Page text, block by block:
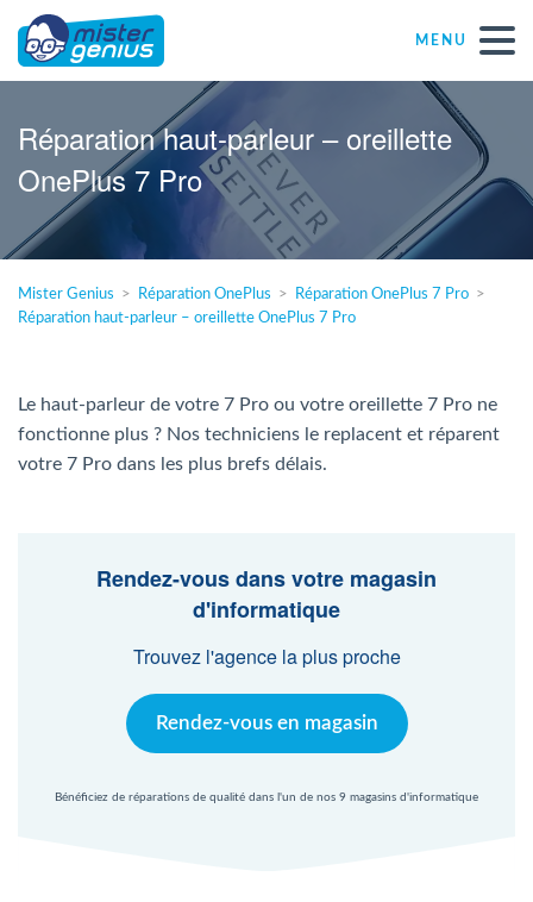
MENU
Réparations – Dépannages
Magasins informatiques toutes marques
Particulier
PME
ASBL
Agent Mac
Réparation haut-parleur – oreillette
OnePlus 7 Pro
Mister Genius Réparation OnePlus
Réparation OnePlus 7 Pro
Réparation haut-parleur – oreillette OnePlus 7 Pro
Le haut-parleur de votre 7 Pro ou votre oreillette 7 Pro ne
fonctionne plus ? Nos techniciens le replacent et réparent
votre 7 Pro dans les plus brefs délais.
Rendez-vous dans votre magasin
d'informatique
Trouvez l'agence la plus proche
Rendez-vous en magasin
Bénéficiez de réparations de qualité dans l'un de nos 9 magasins d'informatique